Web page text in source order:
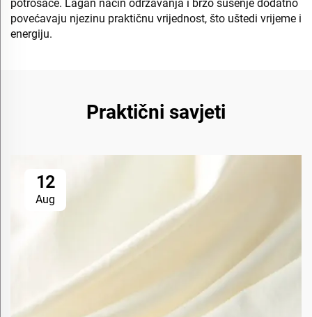
potrošače. Lagan način održavanja i brzo sušenje dodatno
povećavaju njezinu praktičnu vrijednost, što uštedi vrijeme i
energiju.
Praktični savjeti
12
Aug